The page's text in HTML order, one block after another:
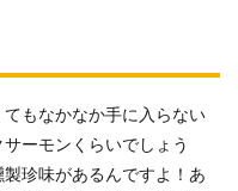
もなかなか手に入らない
ーモンくらいでしょう
珍味があるんですよ！あ